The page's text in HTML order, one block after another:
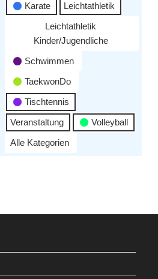
Karate
Leichtathletik
Leichtathletik
Kinder/Jugendliche
Schwimmen
TaekwonDo
Tischtennis
Veranstaltung
Volleyball
Alle Kategorien